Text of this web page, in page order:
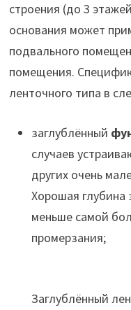
строения (до 3
основания может
подвального
помещения.
ленточного типа в
заглублённый
случаев
других очень
Хорошая глубина
меньше самой
промерзания;
Заглублённый